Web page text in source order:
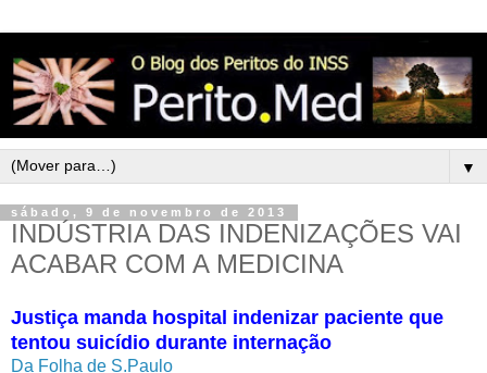
▼
sábado, 9 de novembro de 2013
INDÚSTRIA DAS INDENIZAÇÕES VAI
ACABAR COM A MEDICINA
Justiça manda hospital indenizar paciente que
tentou suicídio durante internação
Da Folha de S.Paulo